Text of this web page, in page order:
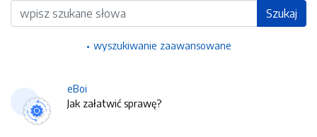
Wyszukiwarka Szukaj
wyszukiwanie zaawansowane
eBoi
Jak załatwić sprawę?